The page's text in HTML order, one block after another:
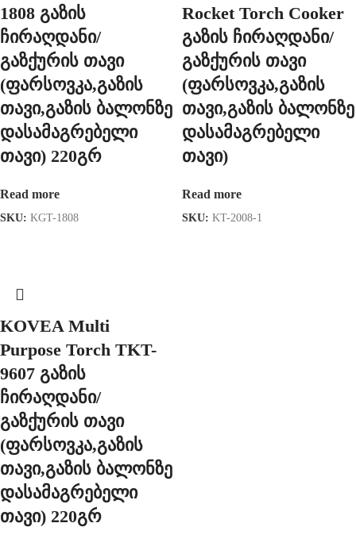
1808 გაზის
ჩირაღდანი/
გაზქურის თავი
(ფარსოვკა,გაზის
თავი,გაზის ბალონზე
დასამაგრებელი
თავი) 220გრ
Read more
SKU: KGT-1808
Rocket Torch Сooker
გაზის ჩირაღდანი/
გაზქურის თავი
(ფარსოვკა,გაზის
თავი,გაზის ბალონზე
დასამაგრებელი
თავი)
Read more
SKU: KT-2008-1
KOVEA Multi
Purpose Torch TKT-
9607 გაზის
ჩირაღდანი/
გაზქურის თავი
(ფარსოვკა,გაზის
თავი,გაზის ბალონზე
დასამაგრებელი
თავი) 220გრ